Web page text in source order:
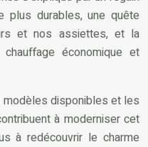
plus durables, une quête
et nos assiettes, et la
économique et
disponibles et les
à moderniser cet
à redécouvrir le charme